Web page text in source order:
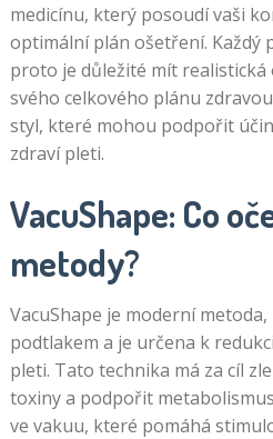
medicínu, který posoudí vaši
optimální plán ošetření. Každý
proto je důležité mít realistická
svého celkového plánu
styl, které mohou podpořit
zdraví pleti.
VacuShape: Co
metody?
VacuShape je moderní
podtlakem a je určena k
pleti. Tato technika má za cíl
toxiny a podpořit
ve vakuu, které pomáhá